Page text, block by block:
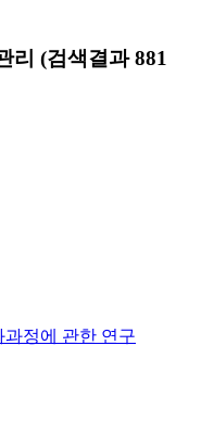
리 (검색결과 881
정에 관한 연구